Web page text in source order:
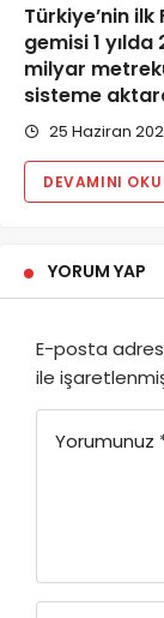
Türkiye’nin ilk
gemisi 1 yılda
milyar
sisteme
25 Haziran
DEVAMINI OKU
YORUM YAP
E-posta
ile
Yorumunuz